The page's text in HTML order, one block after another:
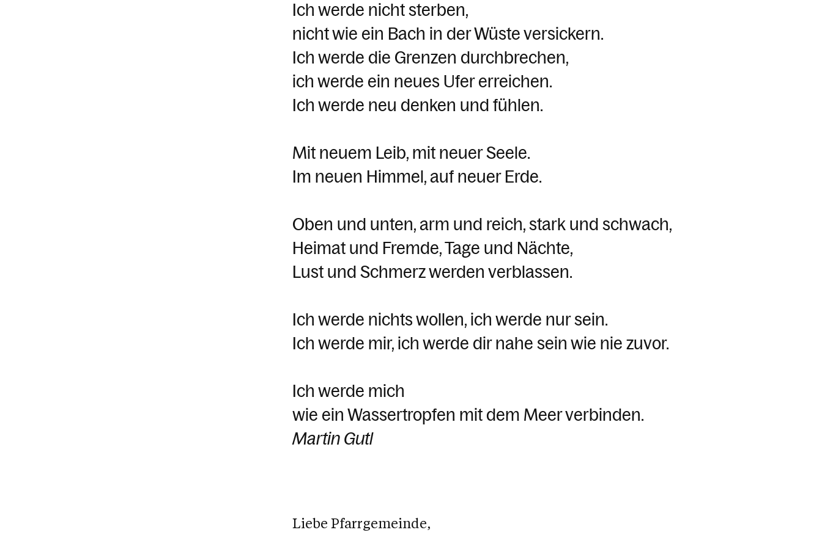
Ich werde nicht sterben,
nicht wie ein Bach in der Wüste versickern.
Ich werde die Grenzen durchbrechen,
ich werde ein neues Ufer erreichen.
Ich werde neu denken und fühlen.
Mit neuem Leib, mit neuer Seele.
Im neuen Himmel, auf neuer Erde.
Oben und unten, arm und reich, stark und schwach,
Heimat und Fremde, Tage und Nächte,
Lust und Schmerz werden verblassen.
Ich werde nichts wollen, ich werde nur sein.
Ich werde mir, ich werde dir nahe sein wie nie zuvor.
Ich werde mich
wie ein Wassertropfen mit dem Meer verbinden.
Martin Gutl
Liebe Pfarrgemeinde,